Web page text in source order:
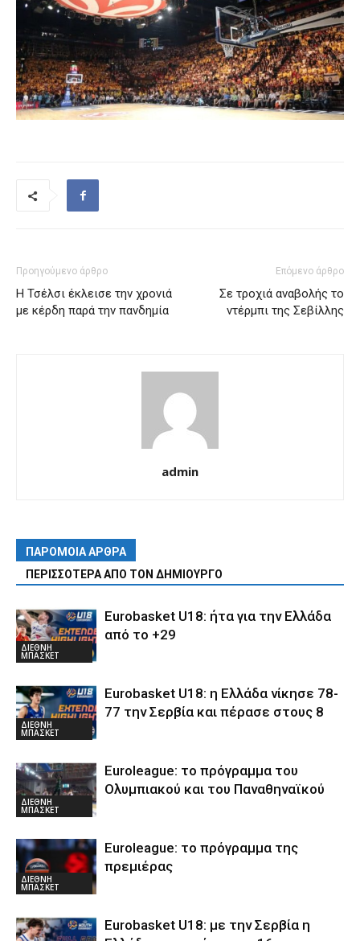
Προηγούμενο άρθρο
Η Τσέλσι έκλεισε την χρονιά
με κέρδη παρά την πανδημία
Επόμενο άρθρο
Σε τροχιά αναβολής το
ντέρμπι της Σεβίλλης
admin
ΠΑΡΟΜΟΙΑ ΑΡΘΡΑ
ΠΕΡΙΣΣΟΤΕΡΑ ΑΠΟ ΤΟΝ ΔΗΜΙΟΥΡΓΟ
ΔΙΕΘΝΗ
ΜΠΑΣΚΕΤ
Eurobasket U18: ήτα για την Ελλάδα
από το +29
ΔΙΕΘΝΗ
ΜΠΑΣΚΕΤ
Eurobasket U18: η Ελλάδα νίκησε 78-
77 την Σερβία και πέρασε στους 8
ΔΙΕΘΝΗ
ΜΠΑΣΚΕΤ
Euroleague: το πρόγραμμα του
Ολυμπιακού και του Παναθηναϊκού
ΔΙΕΘΝΗ
ΜΠΑΣΚΕΤ
Euroleague: το πρόγραμμα της
πρεμιέρας
Eurobasket U18: με την Σερβία η